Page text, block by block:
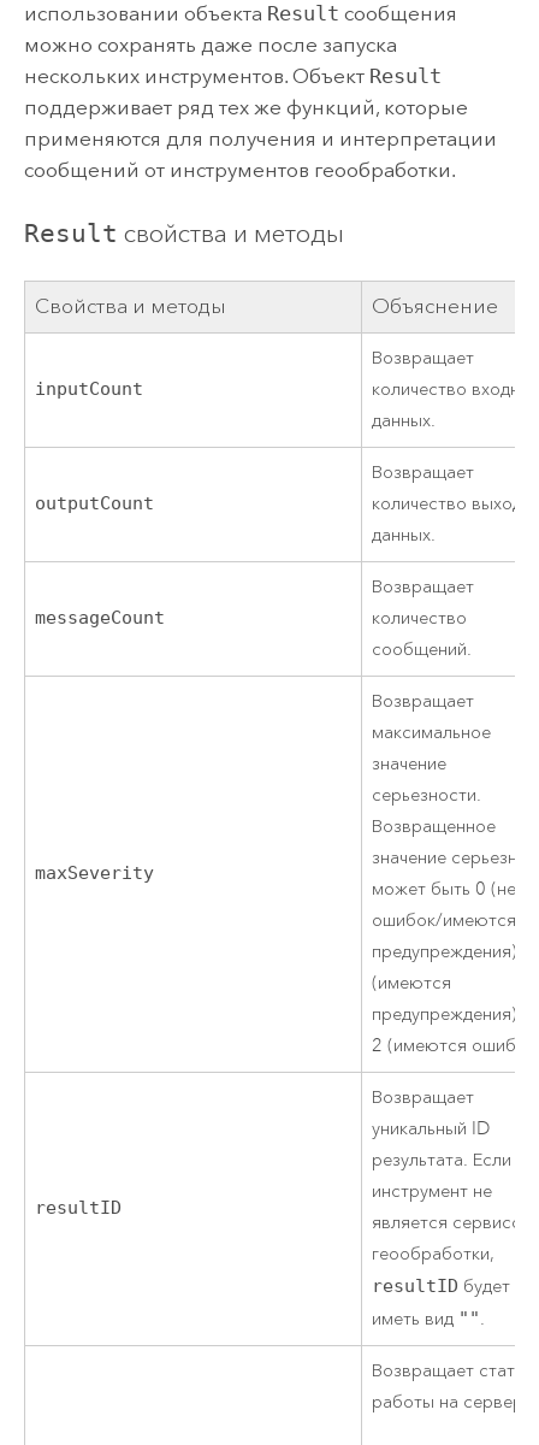
использовании объекта Result сообщения
можно сохранять даже после запуска
нескольких инструментов. Объект Result
поддерживает ряд тех же функций, которые
применяются для получения и интерпретации
сообщений от инструментов геообработки.
Result свойства и методы
Свойства и методы Объяснение
inputCount
Возвращает
количество
данных.
outputCount
Возвращает
количество
данных.
messageCount
Возвращает
количество
сообщений.
maxSeverity
Возвращает
максимальное
значение
серьезности.
Возвращенное
значение
может быть 0 (нет
ошибок/имеются
предупреждения), 1
(имеются
предупреждения)
2 (имеются
resultID
Возвращает
уникальный ID
результата. Если
инструмент не
является сервисом
геообработки,
resultID будет
иметь вид "".
Возвращает статус
работы на сервере.